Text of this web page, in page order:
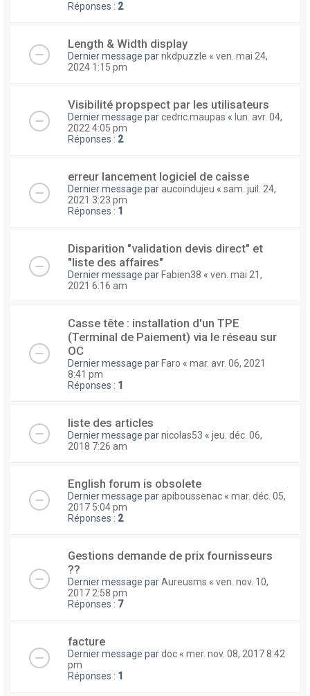
Réponses : 2
Length & Width display
Dernier message parnkdpuzzle « ven. mai 24,
2024 1:15 pm
Visibilité propspect par les utilisateurs
Dernier message parcedric.maupas « lun. avr. 04,
2022 4:05 pm
Réponses : 2
erreur lancement logiciel de caisse
Dernier message paraucoindujeu « sam. juil. 24,
2021 3:23 pm
Réponses : 1
Disparition "validation devis direct" et
"liste des affaires"
Dernier message parFabien38 « ven. mai 21,
2021 6:16 am
Casse tête : installation d'un TPE
(Terminal de Paiement) via le réseau sur
OC
Dernier message parFaro « mar. avr. 06, 2021
8:41 pm
Réponses : 1
liste des articles
Dernier message parnicolas53 « jeu. déc. 06,
2018 7:26 am
English forum is obsolete
Dernier message parapiboussenac « mar. déc. 05,
2017 5:04 pm
Réponses : 2
Gestions demande de prix fournisseurs
??
Dernier message parAureusms « ven. nov. 10,
2017 2:58 pm
Réponses : 7
facture
Dernier message pardoc « mer. nov. 08, 2017 8:42
pm
Réponses : 1